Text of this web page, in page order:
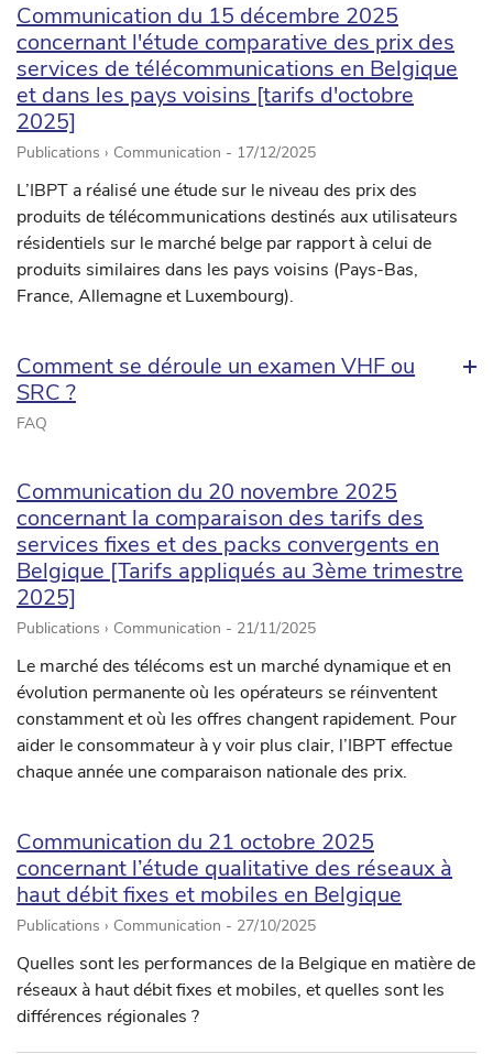
Communication du 15 décembre 2025
concernant l'étude comparative des prix des
services de télécommunications en Belgique
et dans les pays voisins [tarifs d'octobre
2025]
Publications › Communication - 17/12/2025
L’IBPT a réalisé une étude sur le niveau des prix des
produits de télécommunications destinés aux utilisateurs
résidentiels sur le marché belge par rapport à celui de
produits similaires dans les pays voisins (Pays-Bas,
France, Allemagne et Luxembourg).
Comment se déroule un examen VHF ou
SRC ?
FAQ
Communication du 20 novembre 2025
concernant la comparaison des tarifs des
services fixes et des packs convergents en
Belgique [Tarifs appliqués au 3ème trimestre
2025]
Publications › Communication - 21/11/2025
Le marché des télécoms est un marché dynamique et en
évolution permanente où les opérateurs se réinventent
constamment et où les offres changent rapidement. Pour
aider le consommateur à y voir plus clair, l’IBPT effectue
chaque année une comparaison nationale des prix.
Communication du 21 octobre 2025
concernant l’étude qualitative des réseaux à
haut débit fixes et mobiles en Belgique
Publications › Communication - 27/10/2025
Quelles sont les performances de la Belgique en matière de
réseaux à haut débit fixes et mobiles, et quelles sont les
différences régionales ?